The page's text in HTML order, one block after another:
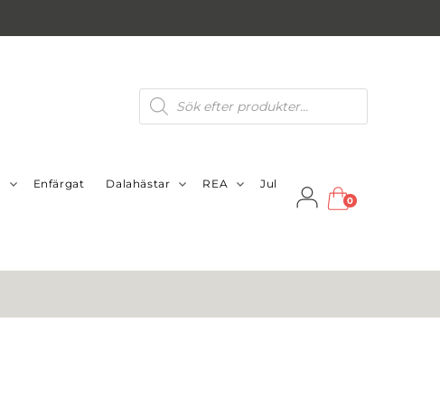
Produktsökning
Enfärgat Dalahästar REA Jul
0